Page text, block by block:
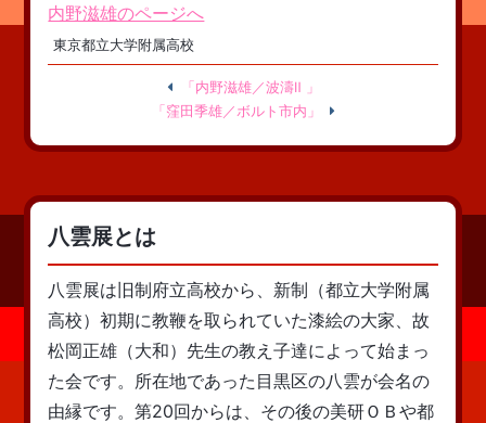
内野滋雄のページへ
東京都立大学附属高校
「内野滋雄／波濤Ⅱ 」
「窪田季雄／ボルト市内」
八雲展とは
八雲展は旧制府立高校から、新制（都立大学附属
高校）初期に教鞭を取られていた漆絵の大家、故
松岡正雄（大和）先生の教え子達によって始まっ
た会です。所在地であった目黒区の八雲が会名の
由縁です。第20回からは、その後の美研ＯＢや都